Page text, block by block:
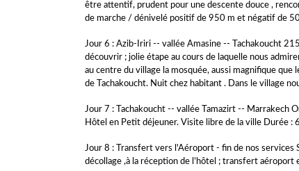
être attentif, prudent pour une descente douce ,
de marche / dénivelé positif de 950 m et négatif de
Jour 6 : Azib-Iriri -- vallée Amasine -- Tachakoucht
découvrir ; jolie étape au cours de laquelle nous
au centre du village la mosquée, aussi magnifique
de Tachakoucht. Nuit chez habitant . Dans le village
Jour 7 : Tachakoucht -- vallée Tamazirt -- Marrakech
Hôtel en Petit déjeuner. Visite libre de la ville Durée
Jour 8 : Transfert vers l'Aéroport - fin de nos
décollage ,à la réception de l’hôtel ; transfert aéroport